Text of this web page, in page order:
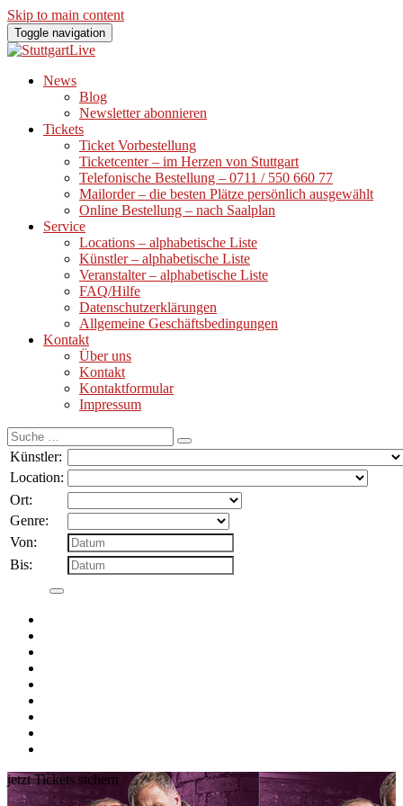
Skip to main content
Toggle navigation
News
Blog
Newsletter abonnieren
Tickets
Ticket Vorbestellung
Ticketcenter – im Herzen von Stuttgart
Telefonische Bestellung – 0711 / 550 660 77
Mailorder – die besten Plätze persönlich ausgewählt
Online Bestellung – nach Saalplan
Service
Locations – alphabetische Liste
Künstler – alphabetische Liste
Veranstalter – alphabetische Liste
FAQ/Hilfe
Datenschutzerklärungen
Allgemeine Geschäftsbedingungen
Kontakt
Über uns
Kontakt
Kontaktformular
Impressum
Suche
nach:
Künstler:
Location:
Ort:
Genre:
Von:
Bis:
jetzt Tickets sichern